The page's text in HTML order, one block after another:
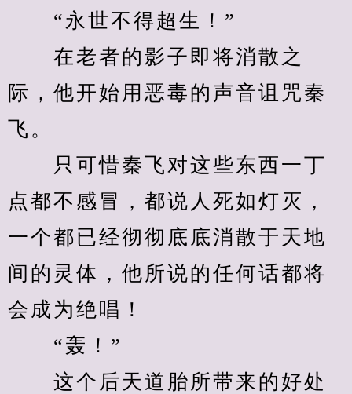
“永世不得超生！”
在老者的影子即将消散之
际，他开始用恶毒的声音诅咒秦
飞。
只可惜秦飞对这些东西一丁
点都不感冒，都说人死如灯灭，
一个都已经彻彻底底消散于天地
间的灵体，他所说的任何话都将
会成为绝唱！
“轰！”
这个后天道胎所带来的好处